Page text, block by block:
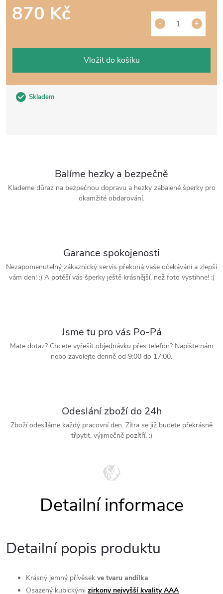
Skladem
870 Kč
Vložit do košíku
Balíme hezky a bezpečně
Klademe důraz na bezpečnou dopravu a hezky zabalené šperky pro
okamžité obdarování.
Garance spokojenosti
Nezapomenutelný zákaznický servis překoná vaše očekávání a zlepší
vám den! :) A potěší vás šperky ještě krásnější, než foto vystihne! :)
Jsme tu pro vás Po-Pá
Mate dotaz? Chcete vyřešit objednávku přes telefon? Napište nám
nebo zavolejte denně od 9:00 do 17:00.
Odeslání zboží do 24h
Zboží odesíláme každý pracovní den. Zítra se již budete překrásně
třpytit, výjimečně pozítří. :)
Detailní popis produktu
Krásný jemný přívěsek ve tvaru andílka
Osazený kubickými zirkony nejvyšší kvality AAA